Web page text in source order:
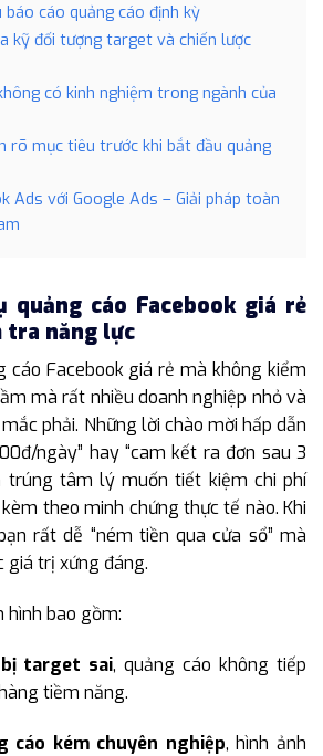
báo cáo quảng cáo định kỳ
kỹ đối tượng target và chiến lược
có kinh nghiệm trong ngành của
rõ mục tiêu trước khi bắt đầu quảng
Ads với Google Ads – Giải pháp toàn
quảng cáo Facebook giá rẻ
tra năng lực
cáo Facebook giá rẻ mà không kiểm
mà rất nhiều doanh nghiệp nhỏ và
phải. Những lời chào mời hấp dẫn
ngày” hay “cam kết ra đơn sau 3
trúng tâm lý muốn tiết kiệm chi phí
theo minh chứng thực tế nào. Khi
rất dễ “ném tiền qua cửa sổ” mà
giá trị xứng đáng.
hình bao gồm:
target sai, quảng cáo không tiếp
tiềm năng.
cáo kém chuyên nghiệp, hình ảnh